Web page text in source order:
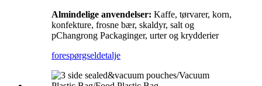
Almindelige anvendelser: Kaffe, tørvarer, korn,
konfekture, frosne bær, skaldyr, salt og
pChangrong Packaginger, urter og krydderier
forespørgseldetalje